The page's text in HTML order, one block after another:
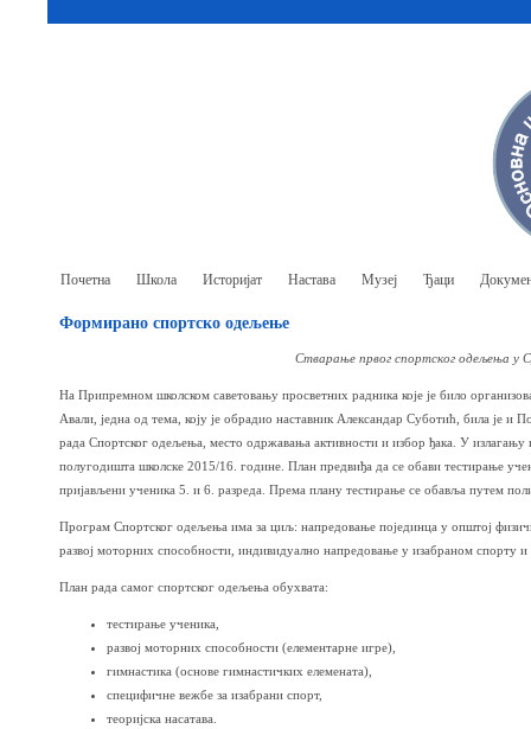
Почетна Школа Историјат Настава Музеј Ђаци
Формирано спортско одељење
Стварање првог спортског одељења у
На Припремном школском саветовању просветних радника које је било
Авали, једна од тема, коју је обрадио наставник Александар Суботић, била је
рада Спортског одељења, место одржавања активности и избор ђака. У излагању
полугодишта школске 2015/16. године. План предвиђа да се обави тестирање
пријављени ученика 5. и 6. разреда. Према плану тестирање се обавља путем
Програм Спортског одељења има за циљ: напредовање појединца у општој
развој моторних способности, индивидуално напредовање у изабраном спорту и
План рада самог спортског одељења обухвата:
тестирање ученика,
развој моторних способности (елементарне игре),
гимнастика (основе гимнастичких елемената),
специфичне вежбе за изабрани спорт,
теоријска насатава.